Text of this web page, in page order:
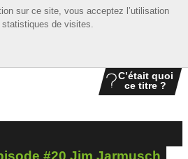
sur ce site, vous acceptez l’utilisation
de visites.
sur ce site, vous acceptez l’utilisation
de visites.
☰ MENU
C’était quoi
ce titre ?
#20 Jim Jarmusch